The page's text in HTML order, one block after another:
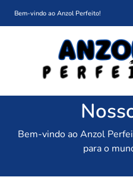
Bem-vindo ao Anzol Perfeito!
Bem-vindo ao Anzol
para o